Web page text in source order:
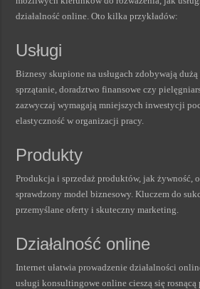
działalność online. Oto kilka przykładów:
Usługi
Biznesy skupione na usługach zdobywają
sprzątanie, doradztwo finansowe czy
zazwyczaj wymagają mniejszych inwestycji
elastyczność w organizacji pracy.
Produkty
Produkcja i sprzedaż produktów, jak żywność,
sprawdzony model biznesowy. Kluczem do
przemyślane oferty i skuteczny marketing.
Działalność online
Internet ułatwia prowadzenie działalności
usługi konsultingowe online cieszą się